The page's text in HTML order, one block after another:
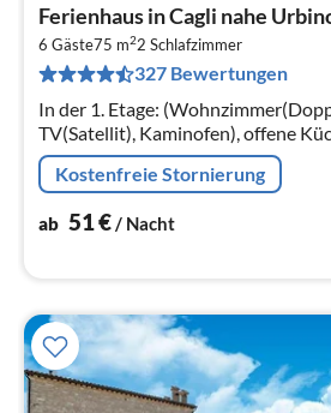
Ferienhaus in Cagli nahe
6 Gäste75 m22 Schlafzimmer
327 Bewertungen
In der 1. Etage:
TV(Satellit), Kaminofen), offene
Backofen, Kühl-/
Schlafzimmer(Doppelbett, TV)
Kostenfreie Stornierung
ab 51€/ Nacht